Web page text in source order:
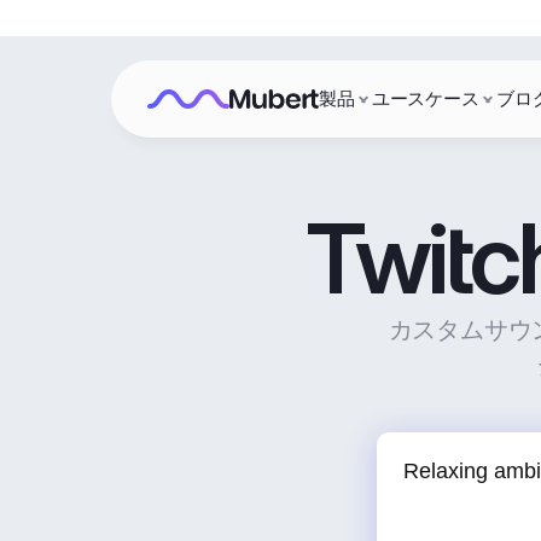
カスタムサ
製品 ユースケース ブロ